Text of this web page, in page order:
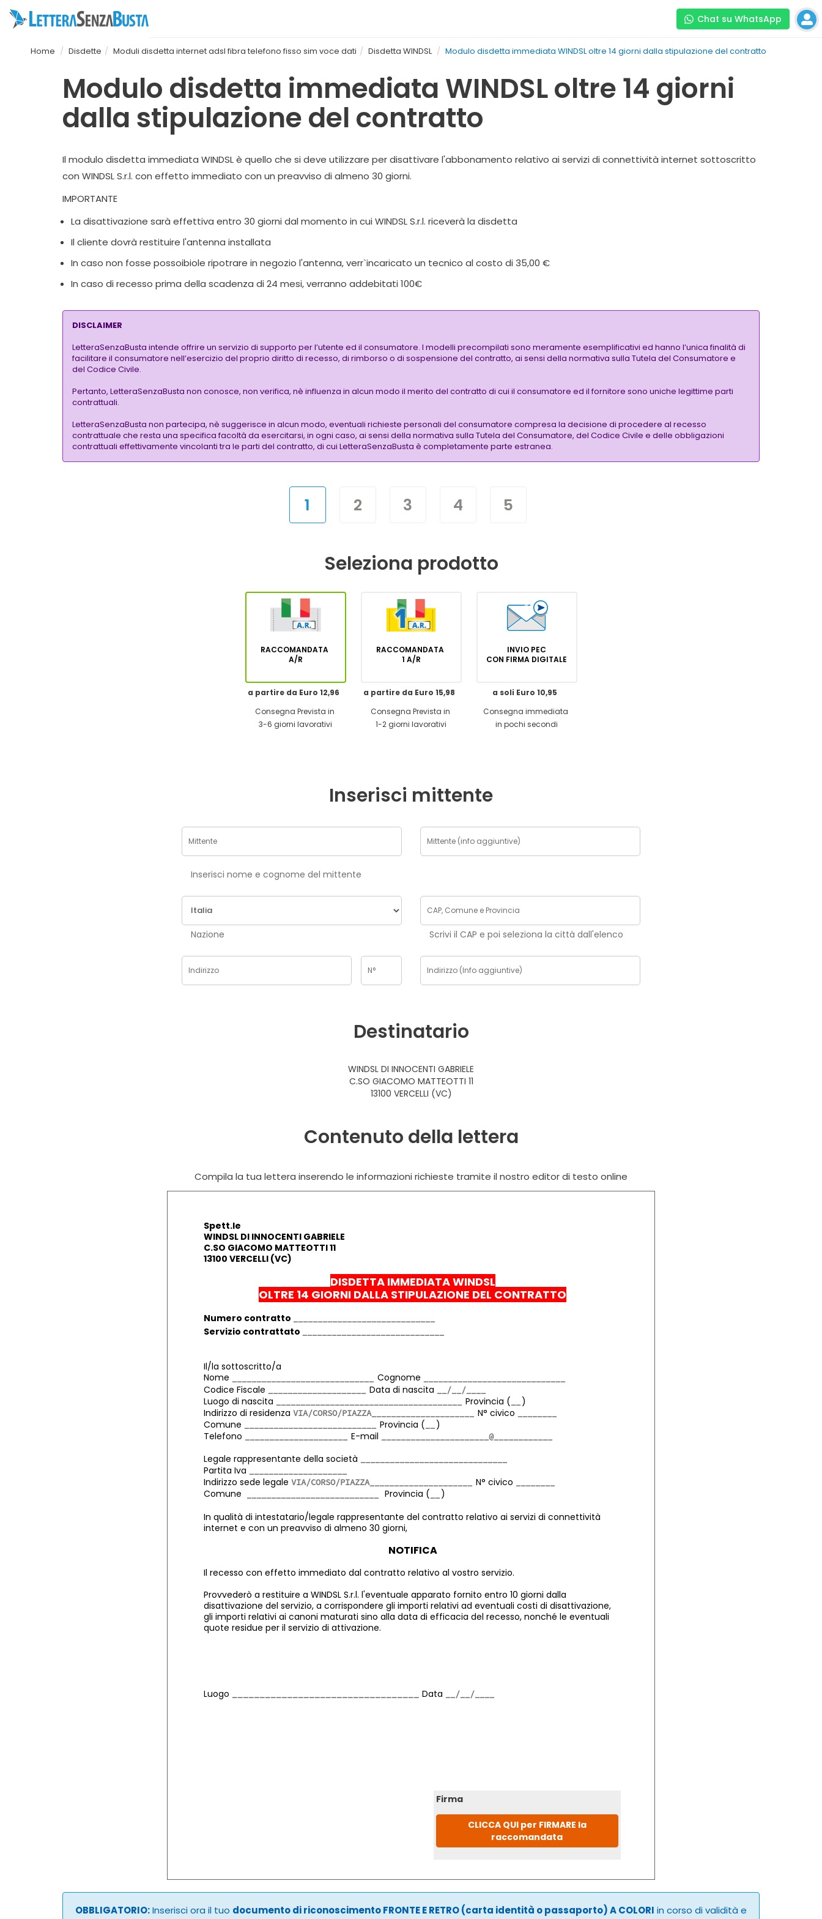
Chat su WhatsApp
Home Disdette Moduli disdetta internet adsl fibra telefono fisso sim voce dati Disdetta WINDSL Modulo disdetta immediata WINDSL oltre 14 giorni dalla stipulazione del contratto
Modulo disdetta immediata WINDSL oltre 14 giorni
dalla stipulazione del contratto
Il modulo disdetta immediata WINDSLè quello che si deve utilizzare per disattivare l'abbonamento relativo ai servizi di connettività internet sottoscritto
con WINDSL S.r.l. con effetto immediato con un preavviso di almeno 30 giorni.
IMPORTANTE
La disattivazione sarà effettiva entro 30 giorni dal momento in cui WINDSL S.r.l. riceverà la disdetta
Il cliente dovrà restituire l'antenna installata
In caso non fosse possoibiole ripotrare in negozio l'antenna, verr`incaricato un tecnico al costo di 35,00 €
In caso di recesso prima della scadenza di 24 mesi, verranno addebitati 100€
DISCLAIMER
LetteraSenzaBusta intende offrire un servizio di supporto per l’utente ed il consumatore. I modelli precompilati sono meramente esemplificativi ed hanno l’unica finalità di
facilitare il consumatore nell’esercizio del proprio diritto di recesso, di rimborso o di sospensione del contratto, ai sensi della normativa sulla Tutela del Consumatore e
del Codice Civile.
Pertanto, LetteraSenzaBusta non conosce, non verifica, nè influenza in alcun modo il merito del contratto di cui il consumatore ed il fornitore sono uniche legittime parti
contrattuali.
LetteraSenzaBusta non partecipa, nè suggerisce in alcun modo, eventuali richieste personali del consumatore compresa la decisione di procedere al recesso
contrattuale che resta una specifica facoltà da esercitarsi, in ogni caso, ai sensi della normativa sulla Tutela del Consumatore, del Codice Civile e delle obbligazioni
contrattuali effettivamente vincolanti tra le parti del contratto, di cui LetteraSenzaBusta è completamente parte estranea.
1 2 3 4 5
Seleziona prodotto
RACCOMANDATA
A/R
a partire da Euro 12,96
Consegna Prevista in
3-6 giorni lavorativi
RACCOMANDATA
1 A/R
a partire da Euro 15,98
Consegna Prevista in
1-2 giorni lavorativi
INVIO PEC
CON FIRMA DIGITALE
a soli Euro 10,95
Consegna immediata
in pochi secondi
Inserisci mittente
Inserisci nome e cognome del mittente
Nazione Scrivi il CAP e poi seleziona la città dall'elenco
Destinatario
WINDSL DI INNOCENTI GABRIELE
C.SO GIACOMO MATTEOTTI 11
13100 VERCELLI (VC)
Contenuto della lettera
Compila la tua lettera inserendo le informazioni richieste tramite il nostro editor di testo online
Spett.le
WINDSL DI INNOCENTI GABRIELE
C.SO GIACOMO MATTEOTTI 11
13100 VERCELLI (VC)
DISDETTA IMMEDIATA WINDSL
OLTRE 14 GIORNI DALLA STIPULAZIONE DEL CONTRATTO
Numero contratto
Servizio contrattato
Il/la sottoscritto/a
Nome
Cognome
Codice Fiscale
Data di nascita
Luogo di nascita
Provincia (
)
Indirizzo di residenza
N° civico
Comune
Provincia (
)
Telefono
E-mail
Legale rappresentante della società
Partita Iva
Indirizzo sede legale
N° civico
Comune
Provincia (
)
In qualità di intestatario/legale rappresentante del contratto relativo ai servizi di connettività
internet e con un preavviso di almeno 30 giorni,
NOTIFICA
Il recesso con effetto immediato dal contratto relativo al vostro servizio.
Provvederò a restituire a WINDSL S.r.l. l'eventuale apparato fornito entro 10 giorni dalla
disattivazione del servizio, a corrispondere gli importi relativi ad eventuali costi di disattivazione,
gli importi relativi ai canoni maturati sino alla data di efficacia del recesso, nonché le eventuali
quote residue per il servizio di attivazione.
Luogo Data
Firma
CLICCA QUI per FIRMARE la
raccomandata
OBBLIGATORIO:Inserisci ora il tuo documento di riconoscimento FRONTE E RETRO (carta identità o passaporto) A COLORI in corso di validità e